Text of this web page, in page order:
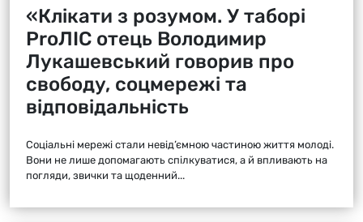
«Клікати з розумом. У таборі
ProЛІС отець Володимир
Лукашевський говорив про
свободу, соцмережі та
відповідальність
Соціальні мережі стали невід’ємною частиною життя молоді.
Вони не лише допомагають спілкуватися, а й впливають на
погляди, звички та щоденний...